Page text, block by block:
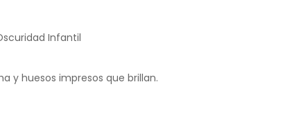
Infantil
y huesos impresos que brillan.